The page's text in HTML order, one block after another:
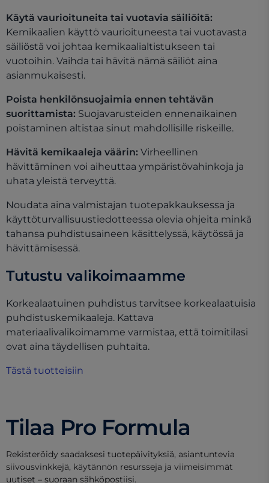
Käytä vaurioituneita tai vuotavia säiliöitä:
Kemikaalien käyttö vaurioituneesta tai vuotavasta
säiliöstä voi johtaa kemikaalialtistukseen tai
vuotoihin. Vaihda tai hävitä nämä säiliöt aina
asianmukaisesti.
Poista henkilönsuojaimia ennen tehtävän
suorittamista: Suojavarusteiden ennenaikainen
poistaminen altistaa sinut mahdollisille riskeille.
Hävitä kemikaaleja väärin: Virheellinen
hävittäminen voi aiheuttaa ympäristövahinkoja ja
uhata yleistä terveyttä.
Noudata aina valmistajan tuotepakkauksessa ja
käyttöturvallisuustiedotteessa olevia ohjeita minkä
tahansa puhdistusaineen käsittelyssä, käytössä ja
hävittämisessä.
Tutustu valikoimaamme
Korkealaatuinen puhdistus tarvitsee korkealaatuisia
puhdistuskemikaaleja. Kattava
materiaalivalikoimamme varmistaa, että toimitilasi
ovat aina täydellisen puhtaita.
Tästä tuotteisiin
Tilaa Pro Formula
Rekisteröidy saadaksesi tuotepäivityksiä, asiantuntevia
siivousvinkkejä, käytännön resursseja ja viimeisimmät
uutiset – suoraan sähköpostiisi.